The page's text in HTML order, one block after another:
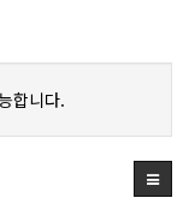
합니다.